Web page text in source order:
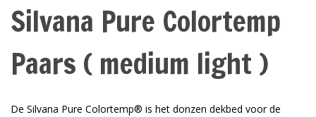
Silvana Pure Colortemp
Paars ( medium light )
De Silvana Pure Colortemp® is het donzen dekbed voor de